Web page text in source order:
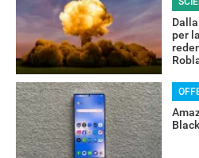
per